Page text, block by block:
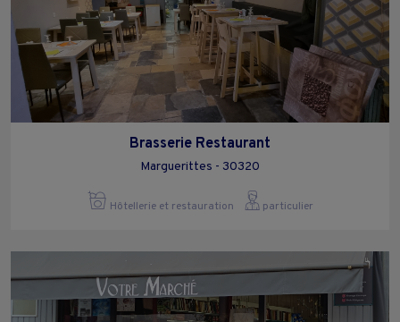
Brasserie Restaurant
Marguerittes - 30320
Hôtellerie et restauration particulier